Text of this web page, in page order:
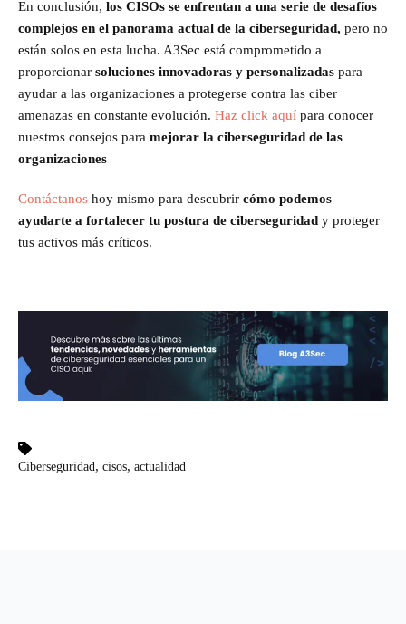
En conclusión, los CISOs se enfrentan a una serie de desafíos
complejos en el panorama actual de la ciberseguridad, pero no
están solos en esta lucha. A3Sec está comprometido a
proporcionar soluciones innovadoras y personalizadas para
ayudar a las organizaciones a protegerse contra las ciber
amenazas en constante evolución. Haz click aquí para conocer
nuestros consejos para mejorar la ciberseguridad de las
organizaciones
Contáctanos hoy mismo para descubrir cómo podemos
ayudarte a fortalecer tu postura de ciberseguridad y proteger
tus activos más críticos.
Ciberseguridad, cisos, actualidad